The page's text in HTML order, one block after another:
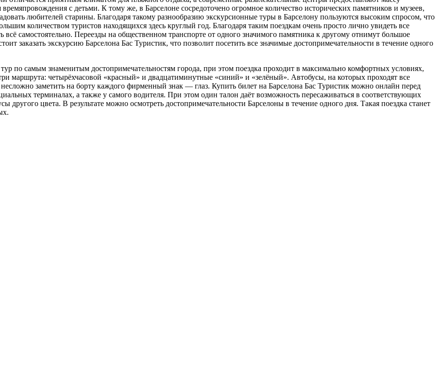
с детьми. К тому же, в Барселоне сосредоточено огромное количество исторических памятников и музеев,
любителей старины. Благодаря такому разнообразию экскурсионные туры в Барселону пользуются высоким спросом, что
количеством туристов находящихся здесь круглый год. Благодаря таким поездкам очень просто лично увидеть все
всё самостоятельно. Переезды на общественном транспорте от одного значимого памятника к другому отнимут большое
заказать экскурсию Барселона Бас Туристик, что позволит посетить все значимые достопримечательности в течение одного
по самым знаменитым достопримечательностям города, при этом поездка проходит в максимально комфортных условиях,
маршрута: четырёхчасовой «красный» и двадцатиминутные «синий» и «зелёный». Автобусы, на которых проходят все
заметить на борту каждого фирменный знак — глаз. Купить билет на Барселона Бас Туристик можно онлайн перед
терминалах, а также у самого водителя. При этом один талон даёт возможность пересаживаться в соответствующих
другого цвета. В результате можно осмотреть достопримечательности Барселоны в течение одного дня. Такая поездка станет